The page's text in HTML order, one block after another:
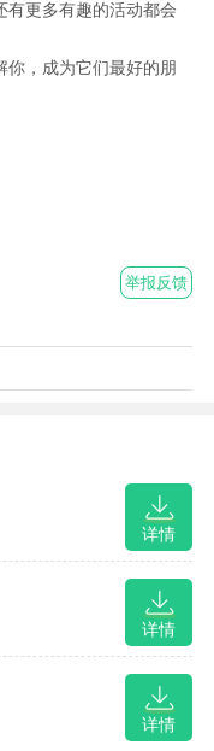
有更多有趣的活动都会
你，成为它们最好的朋
举报反馈
详情
详情
详情